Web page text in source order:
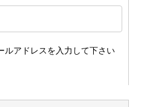
ルアドレスを入力して下さい